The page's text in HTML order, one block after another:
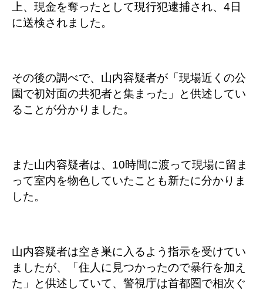
上、現金を奪ったとして現行犯逮捕され、4日
に送検されました。
その後の調べで、山内容疑者が「現場近くの公
園で初対面の共犯者と集まった」と供述してい
ることが分かりました。
また山内容疑者は、10時間に渡って現場に留ま
って室内を物色していたことも新たに分かりま
した。
山内容疑者は空き巣に入るよう指示を受けてい
ましたが、「住人に見つかったので暴行を加え
た」と供述していて、警視庁は首都圏で相次ぐ